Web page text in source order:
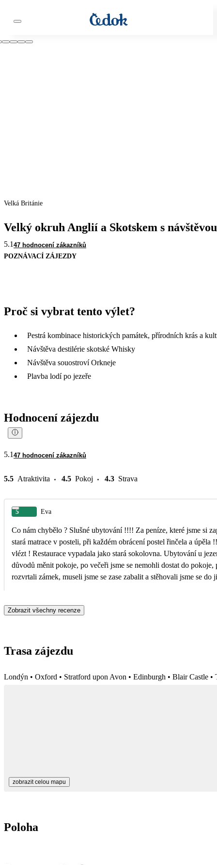
Velká Británie
Velký okruh Anglií a Skotskem s
5.1 47 hodnocení zákazníků
POZNÁVACÍ ZÁJEZDY
Proč si vybrat tento výlet?
Pestrá kombinace historických památek, přírodních krás a
Návštěva destilérie skotské Whisky
Návštěva souostroví Orkneje
Plavba lodí po jezeře
Hodnocení zájezdu
5.1 47 hodnocení zákazníků
5.5 Atraktivita 4.5 Pokoj 4.3 Strava
5 Eva
Co nám chybělo ? Slušné ubytování !!!! Za peníze, které jsme si zaplatili, jsme mohli dostat ubytování jako jiní turisté, nikoliv ubytovnu v Thurse - 2 noclehy, kde byla nenormální
stará matrace v posteli, při každém obrácení postel řinčela a
vlézt ! Restaurace vypadala jako stará sokolovna. Ubytování u jezera Loch Ness, myslím, že se to jmenuje Fort William, bylo taky hrozné. Netekla voda, museli jsme z různých
důvodů měnit pokoje, po večeři jsme se nemohli dostat do
rozvrtali zámek, museli jsme se zase zabalit a stěhovali jsme se do jiného pokoje. Po celodenním programu jsme se k vůli tomu dostali do postele ve 23.30. Takto si ubytování
Zobrazit všechny recenze
Trasa zájezdu
Londýn • Oxford • Stratford upon Avon • Edinburgh • Blair Castle
zobrazit celou mapu
Poloha